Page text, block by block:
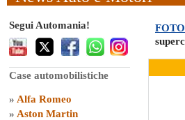
Segui Automania!
Case automobilistiche
» Alfa Romeo
» Aston Martin
FOTO